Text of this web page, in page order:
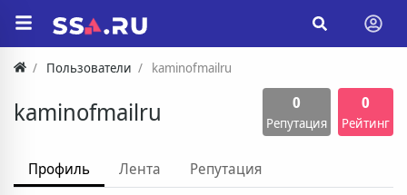
Пользователи kaminofmailru
kaminofmailru 0
Репутация
0
Рейтинг
Профиль Лента Репутация